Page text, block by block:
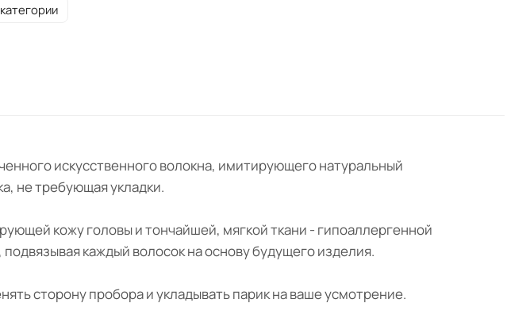
искусственного волокна, имитирующего натуральный
не требующая укладки.
кожу головы и тончайшей, мягкой ткани - гипоаллергенной
каждый волосок на основу будущего изделия.
сторону пробора и укладывать парик на ваше усмотрение.